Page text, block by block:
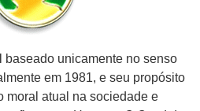
baseado unicamente no senso
em 1981, e seu propósito
moral atual na sociedade e